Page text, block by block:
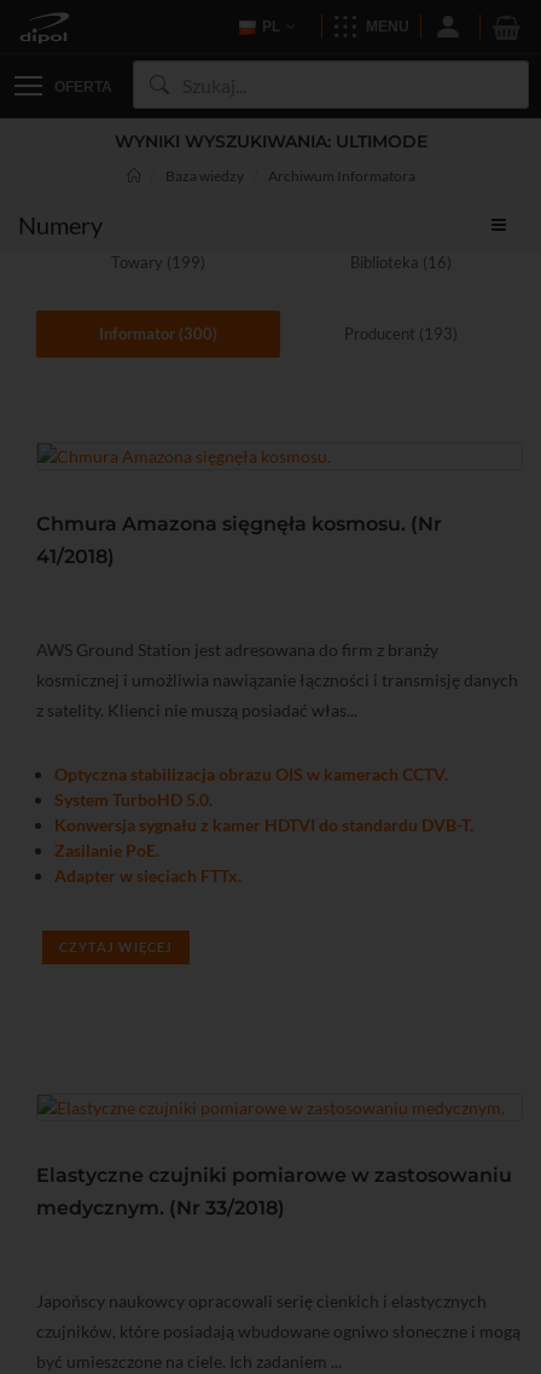
PL MENU
OFERTA
WYNIKI WYSZUKIWANIA: ULTIMODE
Baza wiedzy Archiwum Informatora
Numery
Towary (199) Biblioteka (16)
Informator (300) Producent (193)
Chmura Amazona sięgnęła kosmosu. (Nr
41/2018)
AWS Ground Station jest adresowana do firm z branży
kosmicznej i umożliwia nawiązanie łączności i transmisję danych
z satelity. Klienci nie muszą posiadać włas...
Optyczna stabilizacja obrazu OIS w kamerach CCTV.
System TurboHD 5.0.
Konwersja sygnału z kamer HDTVI do standardu DVB-T.
Zasilanie PoE.
Adapter w sieciach FTTx.
CZYTAJ WIĘCEJ
Elastyczne czujniki pomiarowe w zastosowaniu
medycznym. (Nr 33/2018)
Japońscy naukowcy opracowali serię cienkich i elastycznych
czujników, które posiadają wbudowane ogniwo słoneczne i mogą
być umieszczone na ciele. Ich zadaniem ...